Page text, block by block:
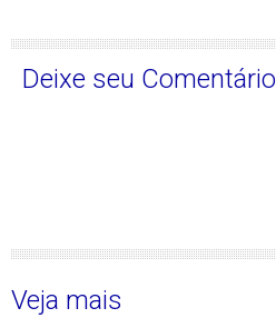
Deixe seu Comentário
Veja mais